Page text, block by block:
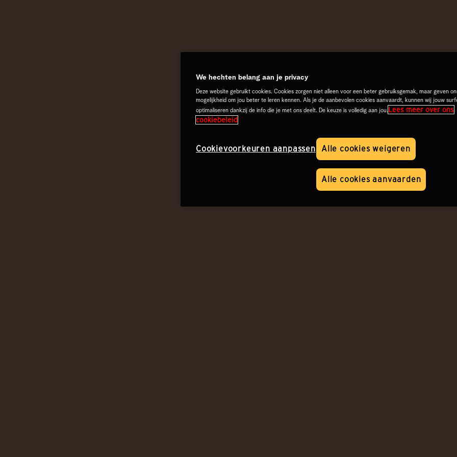
We hechten belang aan je privacy
Deze website gebruikt cookies. Cookies zorgen niet alleen voor een beter gebruiksgemak, maar geven
mogelijkheid om jou beter te leren kennen. Als je de aanbevolen cookies aanvaardt, kunnen wij jouw
optimaliseren dankzij de info die je met ons deelt. De keuze is volledig aan jou.Lees meer over ons
cookiebeleid
Alle cookies weigeren
Alle cookies aanvaarden
Cookievoorkeuren aanpassen